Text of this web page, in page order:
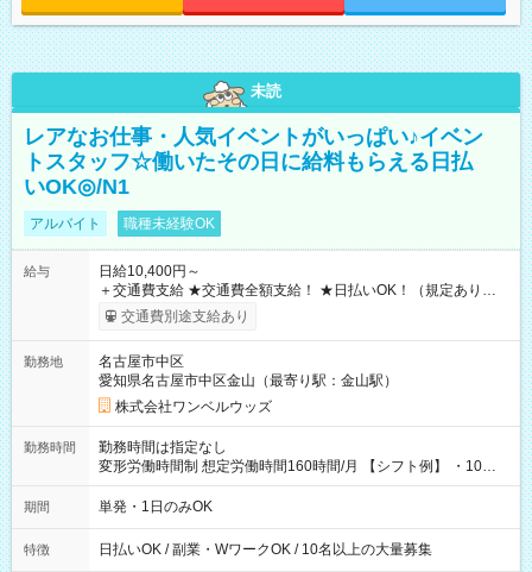
未読
レアなお仕事・人気イベントがいっぱい♪イベン
トスタッフ☆働いたその日に給料もらえる日払
いOK◎/N1
アルバイト 職種未経験OK
給与
日給10,400円～
＋交通費支給 ★交通費全額支給！ ★日払いOK！（規定あり） ┗
働いたその日に現金GET♪ お仕事後はコンビニATMから 日払
交通費別途支給あり
勤務地
名古屋市中区
愛知県名古屋市中区金山（最寄り駅：金山駅）
株式会社ワンベルウッズ
勤務時間
勤務時間は指定なし
変形労働時間制 想定労働時間160時間/月 【シフト例】 ・10：
00～20：00
期間 単発・1日のみOK
特徴 日払いOK / 副業・WワークOK / 10名以上の大量募集